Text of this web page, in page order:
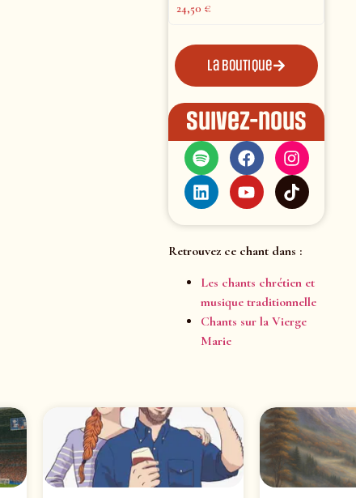
24,50 €
La boutique
Suivez-nous
Retrouvez ce chant dans :
Les chants chrétien et
musique traditionnelle
Chants sur la Vierge
Marie